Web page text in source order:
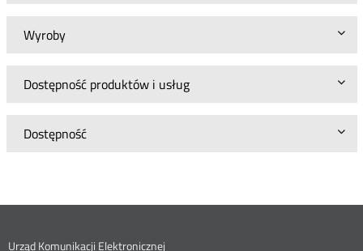
Wyroby
Dostępność produktów i usług
Dostępność
Urząd Komunikacji Elektronicznej